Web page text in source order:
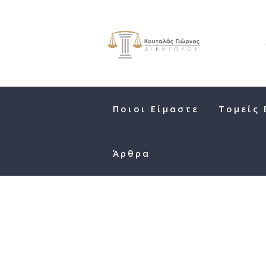
Ποιοι Είμαστε Τομείς
Άρθρα